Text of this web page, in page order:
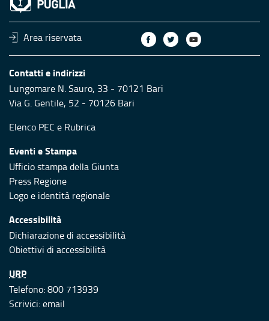
Area riservata
Contatti e indirizzi
Lungomare N. Sauro, 33 - 70121 Bari
Via G. Gentile, 52 - 70126 Bari
Elenco PEC e Rubrica
Eventi e Stampa
Ufficio stampa della Giunta
Press Regione
Logo e identità regionale
Accessibilità
Dichiarazione di accessibilità
Obiettivi di accessibilità
URP
Telefono: 800 713939
Scrivici:email